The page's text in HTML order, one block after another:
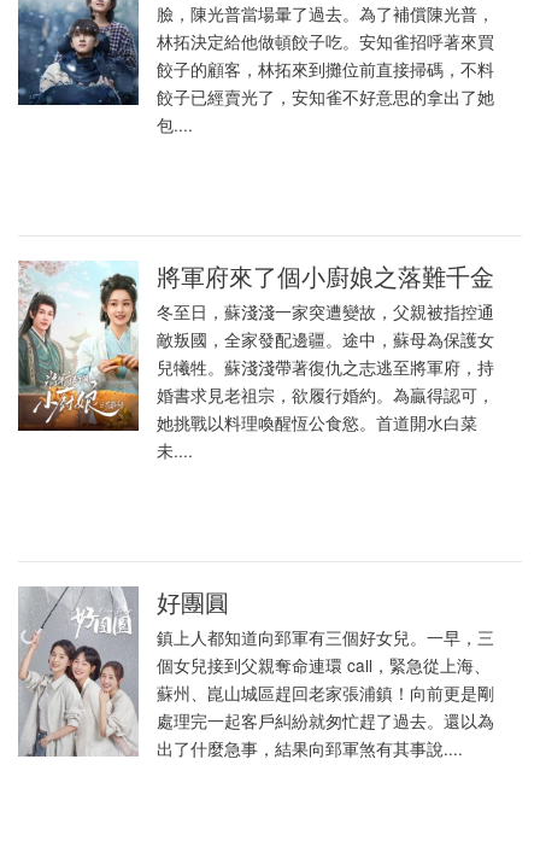
臉，陳光普當場暈了過去。為了補償陳光普，
林拓決定給他做頓餃子吃。安知雀招呼著來買
餃子的顧客，林拓來到攤位前直接掃碼，不料
餃子已經賣光了，安知雀不好意思的拿出了她
包....
將軍府來了個小廚娘之落難千金
冬至日，蘇淺淺一家突遭變故，父親被指控通
敵叛國，全家發配邊疆。途中，蘇母為保護女
兒犧牲。蘇淺淺帶著復仇之志逃至將軍府，持
婚書求見老祖宗，欲履行婚約。為贏得認可，
她挑戰以料理喚醒恆公食慾。首道開水白菜
未....
好團圓
鎮上人都知道向郅軍有三個好女兒。一早，三
個女兒接到父親奪命連環 call，緊急從上海、
蘇州、崑山城區趕回老家張浦鎮！向前更是剛
處理完一起客戶糾紛就匆忙趕了過去。還以為
出了什麼急事，結果向郅軍煞有其事說....